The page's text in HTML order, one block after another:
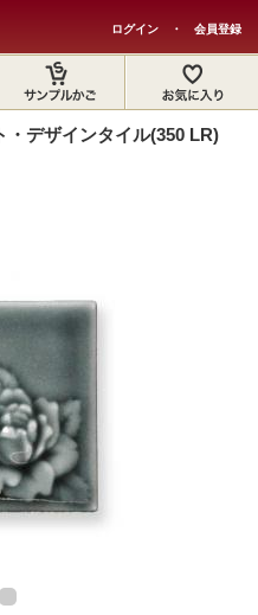
ログイン ・ 会員登録
・デザインタイル(350 LR)